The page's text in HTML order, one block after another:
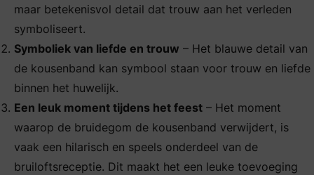
maar betekenisvol detail dat trouw aan het verleden
symboliseert.
Symboliek van liefde en trouw – Het blauwe detail van
de kousenband kan symbool staan voor trouw en liefde
binnen het huwelijk.
Een leuk moment tijdens het feest – Het moment
waarop de bruidegom de kousenband verwijdert, is
vaak een hilarisch en speels onderdeel van de
bruiloftsreceptie. Dit maakt het een leuke toevoeging